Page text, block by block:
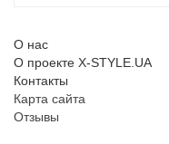
О нас
О проекте X-STYLE.UA
Контакты
Карта сайта
Отзывы